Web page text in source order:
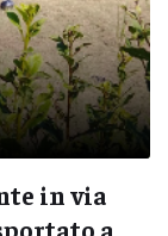
in via
a